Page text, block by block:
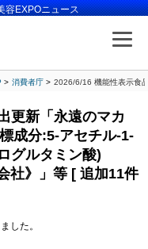
容EXPOニュース
消費者庁 2026/6/16 機能性表示食
更新「永遠のマカ
成分:5-アセチル-1-
グルタミン酸)
社》」等 [ 追加11件
した。